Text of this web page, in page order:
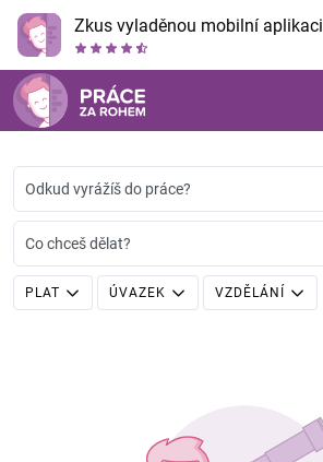
Zkus vyladěnou mobilní aplikaci
Odkud vyrážíš do práce?
Co chceš dělat?
PLAT ÚVAZEK VZDĚLÁNÍ